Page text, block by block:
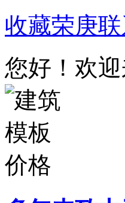
收藏荣庚
您好！欢